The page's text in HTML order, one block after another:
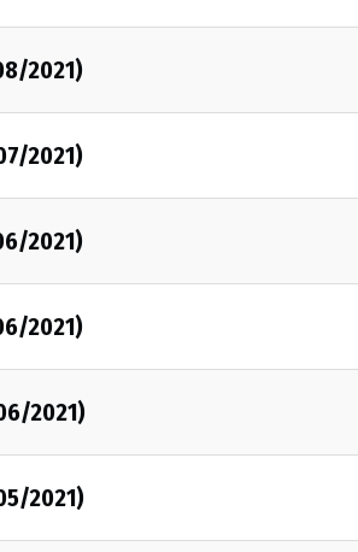
2021)
2021)
2021)
2021)
2021)
2021)